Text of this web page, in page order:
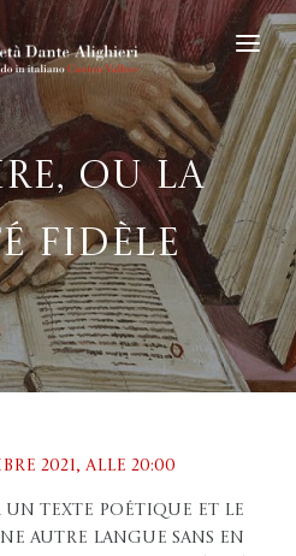
ou la
fidèle
2021, Alle 20:00
texte poétique et le
autre langue sans en